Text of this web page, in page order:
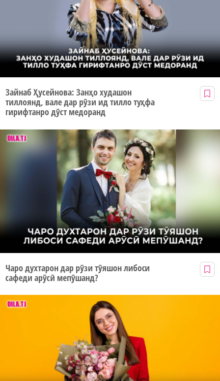
Зайнаб Ҳусейнова: Занҳо худашон
тиллоянд, вале дар рӯзи ид тилло туҳфа
гирифтанро дӯст медоранд
Чаро духтарон дар рӯзи тӯяшон либоси
сафеди арӯсӣ мепӯшанд?